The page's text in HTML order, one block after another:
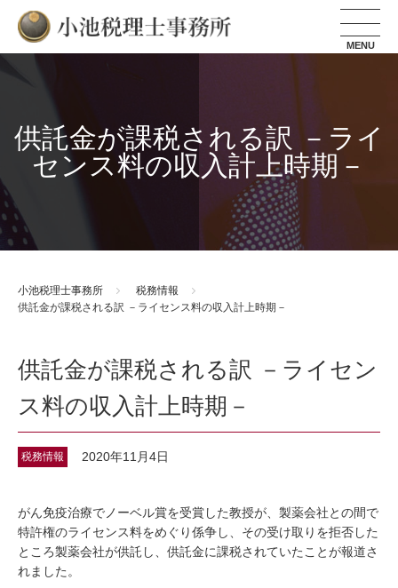
小池税理士事務所
供託金が課税される訳 －ライ
センス料の収入計上時期－
小池税理士事務所
税務情報
供託金が課税される訳 －ライセンス料の収入計上時期－
供託金が課税される訳 －ライセン
ス料の収入計上時期－
税務情報 2020年11月4日
がん免疫治療でノーベル賞を受賞した教授が、製薬会社との間で
特許権のライセンス料をめぐり係争し、その受け取りを拒否した
ところ製薬会社が供託し、供託金に課税されていたことが報道さ
れました。